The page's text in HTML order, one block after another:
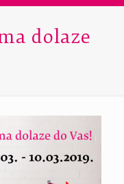
dolaze